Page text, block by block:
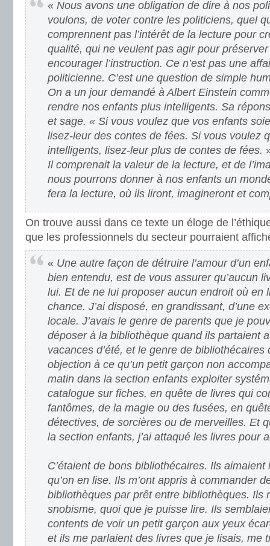
« Nous avons une obligation de dire à nos
voulons, de voter contre les politiciens, quel
comprennent pas l’intérêt de la lecture pour
qualité, qui ne veulent pas agir pour
encourager l’instruction. Ce n’est pas une
politicienne. C’est une question de simple
On a un jour demandé à Albert Einstein
rendre nos enfants plus intelligents. Sa
et sage. « Si vous voulez que vos enfants
lisez-leur des contes de fées. Si vous voulez
intelligents, lisez-leur plus de contes de fées.
Il comprenait la valeur de la lecture, et de
nous pourrons donner à nos enfants un
fera la lecture, où ils liront, imagineront et
On trouve aussi dans ce texte un éloge de
que les professionnels du secteur pourraient
« Une autre façon de détruire l’amour d’un
bien entendu, est de vous assurer qu’aucun
lui. Et de ne lui proposer aucun endroit où en
chance. J’ai disposé, en grandissant, d’une
locale. J’avais le genre de parents que je
déposer à la bibliothèque quand ils partaient
vacances d’été, et le genre de bibliothécaires
objection à ce qu’un petit garçon non
matin dans la section enfants exploiter
catalogue sur fiches, en quête de livres qui
fantômes, de la magie ou des fusées, en
détectives, de sorcières ou de merveilles. Et
la section enfants, j’ai attaqué les livres pour
C’étaient de bons bibliothécaires. Ils
qu’on en lise. Ils m’ont appris à commander
bibliothèques par prêt entre bibliothèques. Ils
snobisme, quoi que je puisse lire. Ils
contents de voir un petit garçon aux yeux
et ils me parlaient des livres que je lisais, me